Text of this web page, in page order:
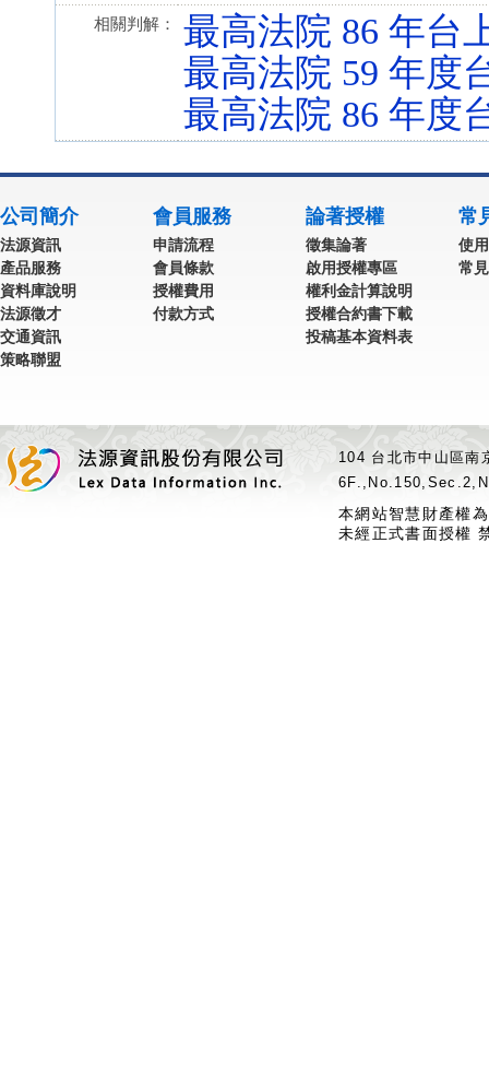
相關判解：
最高法院 86 年台
最高法院 59 年度
最高法院 86 年度
公司簡介
法源資訊
產品服務
資料庫說明
法源徵才
交通資訊
策略聯盟
會員服務
申請流程
會員條款
授權費用
付款方式
論著授權
徵集論著
啟用授權專區
權利金計算說明
授權合約書下載
投稿基本資料表
常
使
常
104 台北市中山區
本網站智慧財產權
未經正式書面授權